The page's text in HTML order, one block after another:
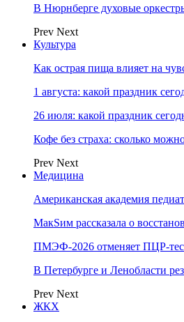
В Нюрнберге духовые
Prev Next
Культура
Как острая пища влияет на
1 августа: какой праздник
26 июля: какой праздник
Кофе без страха: сколько
Prev Next
Медицина
Американская академия
МакSим рассказала о
ПМЭФ-2026 отменяет ПЦР-
В Петербурге и Ленобласти
Prev Next
ЖКХ